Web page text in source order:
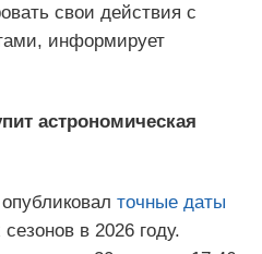
свои действия с
информирует
астрономическая
точные даты
в 2026 году.